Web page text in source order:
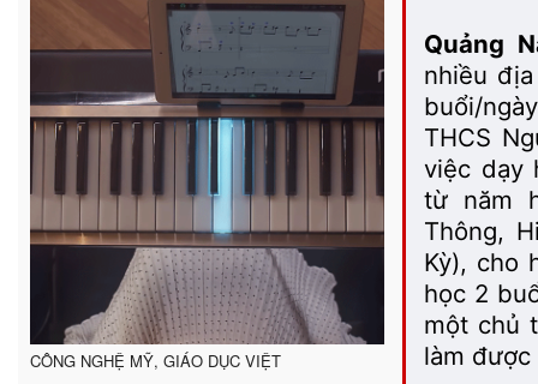
CÔNG NGHỆ MỸ, GIÁO DỤC VIỆT
Quảng
nhiều
buổi/
THCS
việc dạy
từ năm
Thông,
Kỳ), cho
học 2
một chủ
làm